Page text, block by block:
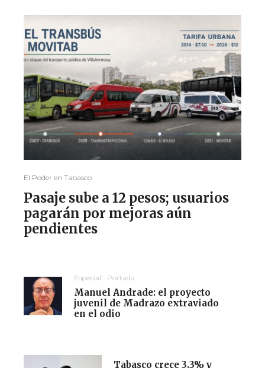
El Poder en Tabasco
Pasaje sube a 12 pesos; usuarios
pagarán por mejoras aún
pendientes
Especial Portada
Manuel Andrade: el proyecto
juvenil de Madrazo extraviado
en el odio
Tabasco crece 3.3% y